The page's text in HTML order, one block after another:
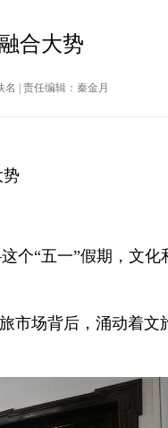
合大势
名 | 责任编辑：秦金月
势
个“五一”假期，文化
市场背后，涌动着文